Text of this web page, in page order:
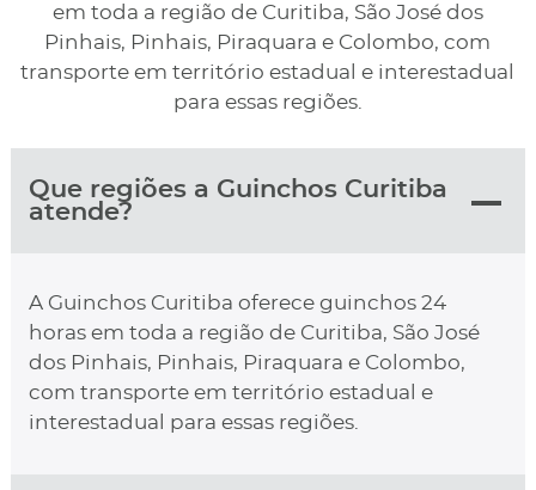
em toda a região de Curitiba, São José dos
Pinhais, Pinhais, Piraquara e Colombo, com
transporte em território estadual e interestadual
para essas regiões.
Que regiões a Guinchos Curitiba
atende?
A Guinchos Curitiba oferece guinchos 24
horas em toda a região de Curitiba, São José
dos Pinhais, Pinhais, Piraquara e Colombo,
com transporte em território estadual e
interestadual para essas regiões.